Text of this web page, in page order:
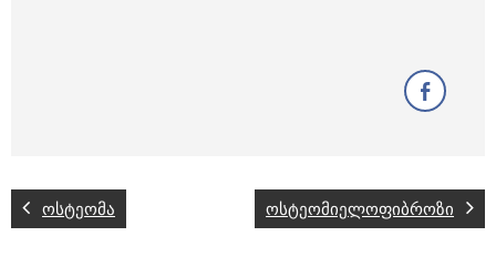
ოსტეომა ოსტეომიელოფიბროზი